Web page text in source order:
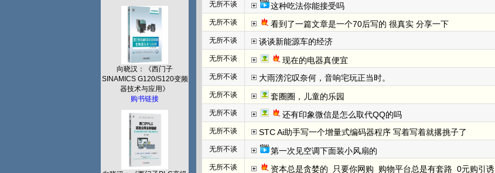
向晓汉：《西门子
SINAMICS G120/S120变频
器技术与应用》
购书链接
无所不谈 这种吃法你能接受吗
无所不谈 看到了一篇文章是一个70后写的 很真实 分享一下
无所不谈 谈谈新能源车的经济
无所不谈 现在的电器真便宜
无所不谈 大雨滂沱叹奈何，音响宅玩正当时。
无所不谈 套圈圈，儿童的乐园
无所不谈 还有印象微信是怎么取代QQ的吗
无所不谈 STC Ai助手写一个增量式编码器程序 写着写着就撂挑子了
无所不谈 第一次见空调下面装小风扇的
无所不谈 资本总是贪婪的  只要你网购  购物平台总是有套路  0元购引诱